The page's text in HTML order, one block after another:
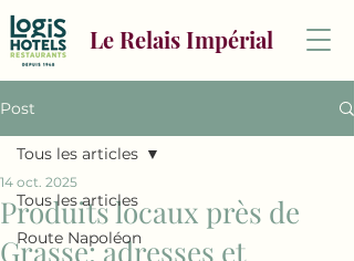
Le Relais Impérial
Post
Tous les articles
Route Napoléon
Tous les articles
Produits locaux près de
Grasse: adresses et
14 oct. 2025